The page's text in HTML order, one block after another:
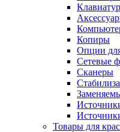
Копиры
Опции
Сетевые
Сканеры
Товары для